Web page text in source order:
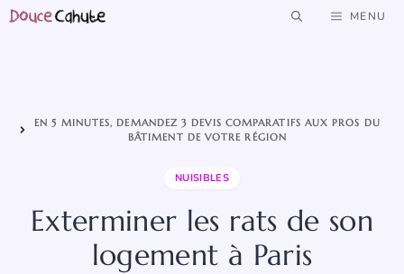
Aller
MENU
EN 5 MINUTES, DEMANDEZ 3 DEVIS COMPARATIFS AUX PROS DU
BÂTIMENT DE VOTRE RÉGION
NUISIBLES
Exterminer les rats de son
logement à Paris